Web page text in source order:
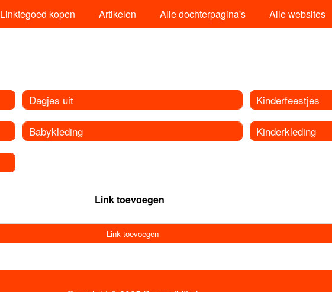
Linktegoed kopen Artikelen Alle dochterpagina's Alle websites
Dagjes uit
Babykleding
Kinderfeestjes
Kinderkleding
Link toevoegen
Link toevoegen